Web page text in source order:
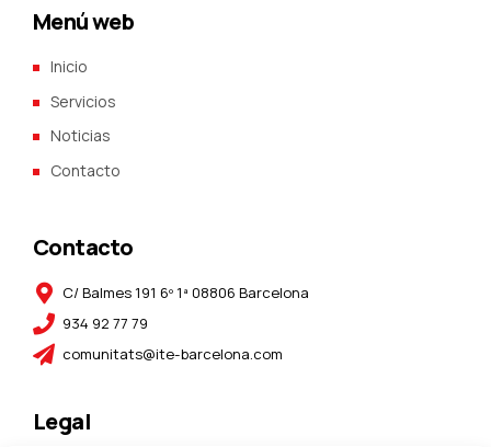
Menú web
Inicio
Servicios
Noticias
Contacto
Contacto
C/ Balmes 191 6º 1ª 08806 Barcelona
934 92 77 79
comunitats@ite-barcelona.com
Legal